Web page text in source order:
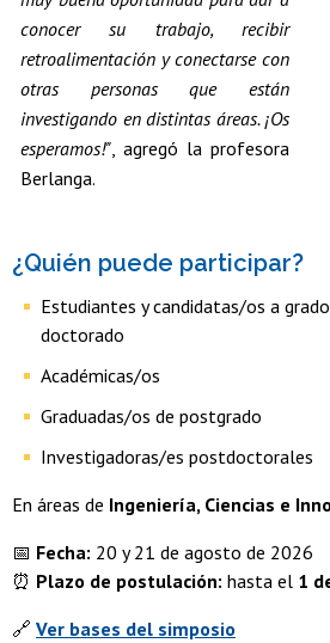
conocer su trabajo, recibir
retroalimentación y conectarse con
otras personas que están
investigando en distintas áreas. ¡Os
esperamos!", agregó la profesora
Berlanga.
¿Quién puede participar?
Estudiantes y candidatas/os a
doctorado
Académicas/os
Graduadas/os de postgrado
Investigadoras/es postdoctorales
En áreas de Ingeniería, Ciencias e
📅 Fecha: 20 y 21 de agosto de 2026
⏰ Plazo de postulación: hasta el 1
🔗 Ver bases del simposio